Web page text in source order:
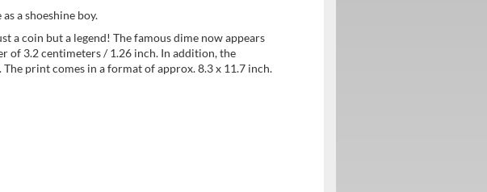
a shoeshine boy.
a coin but a legend! The famous dime now appears
of 3.2 centimeters / 1.26 inch. In addition, the
print comes in a format of approx. 8.3 x 11.7 inch.